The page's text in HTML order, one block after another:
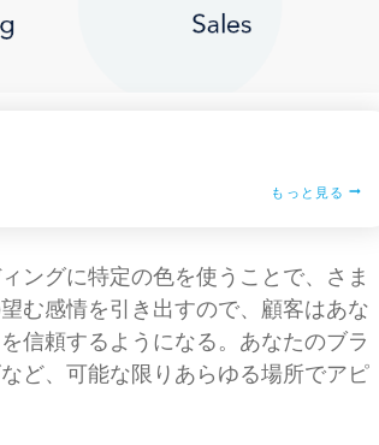
もっと見る
ングに特定の色を使うことで、さま
む感情を引き出すので、顧客はあな
信頼するようになる。あなたのブラ
ど、可能な限りあらゆる場所でアピ